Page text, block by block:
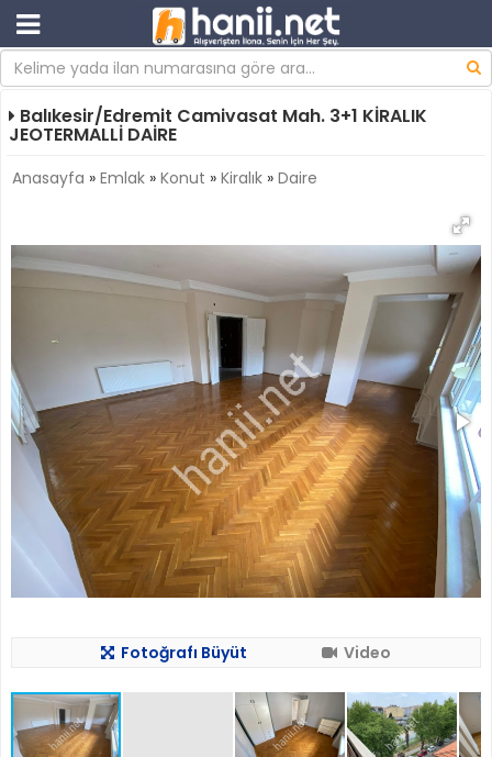
Balıkesir/Edremit Camivasat Mah. 3+1 KİRALIK
JEOTERMALLİ DAİRE
Anasayfa » Emlak » Konut » Kiralık » Daire
Fotoğrafı Büyüt Video